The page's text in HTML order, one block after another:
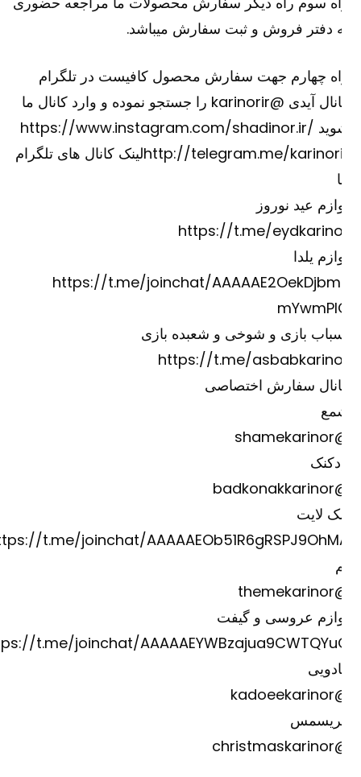
دفتر فروش و ثبت سفارش میباشد.
چهارم جهت سفارش محصول کافیست در تلگرام
کانال آیدی @karinorir را جستجو نموده و وارد کانال ما
https://www.instagram.com/shadinor.ir/
http://telegram.me/لینک کانال های تلگرام
عید نوروز
https://t.me/
یلدا
https://t.me/joinchat/
بازی و شوخی و شعبده بازی
https://t.me/
سفارش اختصاصی
لایت
https://t.me/joinchat/
عروسی و گیفت
https://t.me/joinchat/